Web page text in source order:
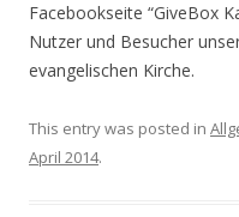
Facebookseite “GiveBox
Nutzer und Besucher
evangelischen Kirche.
This entry was posted in
April 2014.